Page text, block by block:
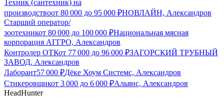
Техник (сантехник) на
производствоот 80 000 до 95 000 ₽НОВЛАЙН, Александров
Старший оператор/
зоотехникот 80 000 до 100 000 ₽Национальная мясная
корпорация АГГРО, Александров
Контролер ОТКот 77 000 до 96 000 ₽ЗАГОРСКИЙ ТРУБНЫЙ
ЗАВОД, Александров
Лаборант57 000 ₽Дёке Хоум Системс, Александров
Стикеровщикот 3 000 до 6 000 ₽Альянс, Александров
HeadHunter